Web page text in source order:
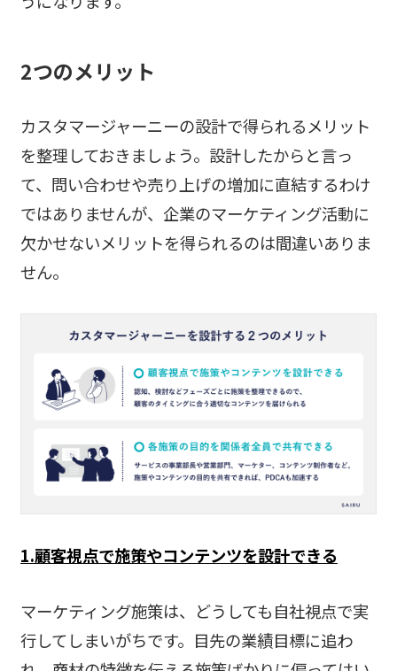
2つのメリット
カスタマージャーニーの設計で得られるメリット
を整理しておきましょう。設計したからと言っ
て、問い合わせや売り上げの増加に直結するわけ
ではありませんが、企業のマーケティング活動に
欠かせないメリットを得られるのは間違いありま
せん。
1.顧客視点で施策やコンテンツを設計できる
マーケティング施策は、どうしても自社視点で実
行してしまいがちです。目先の業績目標に追わ